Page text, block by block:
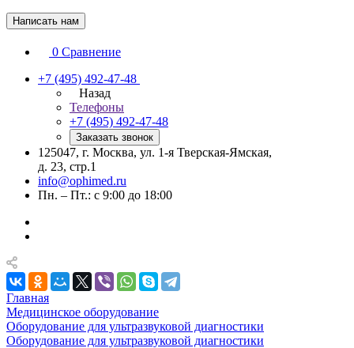
Написать нам
0 Сравнение
+7 (495) 492-47-48
Назад
Телефоны
+7 (495) 492-47-48
Заказать звонок
125047, г. Москва, ул. 1-я Тверская-Ямская,
д. 23, стр.1
info@ophimed.ru
Пн. – Пт.: с 9:00 до 18:00
Главная
Медицинское оборудование
Оборудование для ультразвуковой диагностики
Оборудование для ультразвуковой диагностики